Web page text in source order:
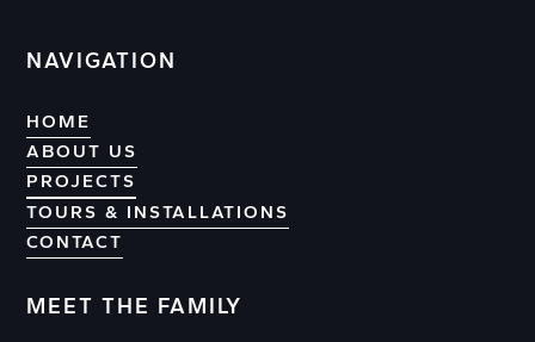
NAVIGATION
HOME
ABOUT US
PROJECTS
PROJECTS
TOURS & INSTALLATIONS
CONTACT
CONTACT
MEET THE FAMILY